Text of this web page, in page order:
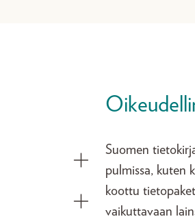
Toggle submenu
Toggle submenu
Suomen
pulmissa, kuten
koottu
vaikuttavaan